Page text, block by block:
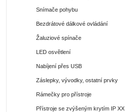
Snímače pohybu
Bezdrátové dálkové ovládání
Žaluziové spínače
LED osvětlení
Nabíjení přes USB
Záslepky, vývodky, ostatní prvky
Rámečky pro přístroje
Přístroje se zvýšeným krytím IP XX